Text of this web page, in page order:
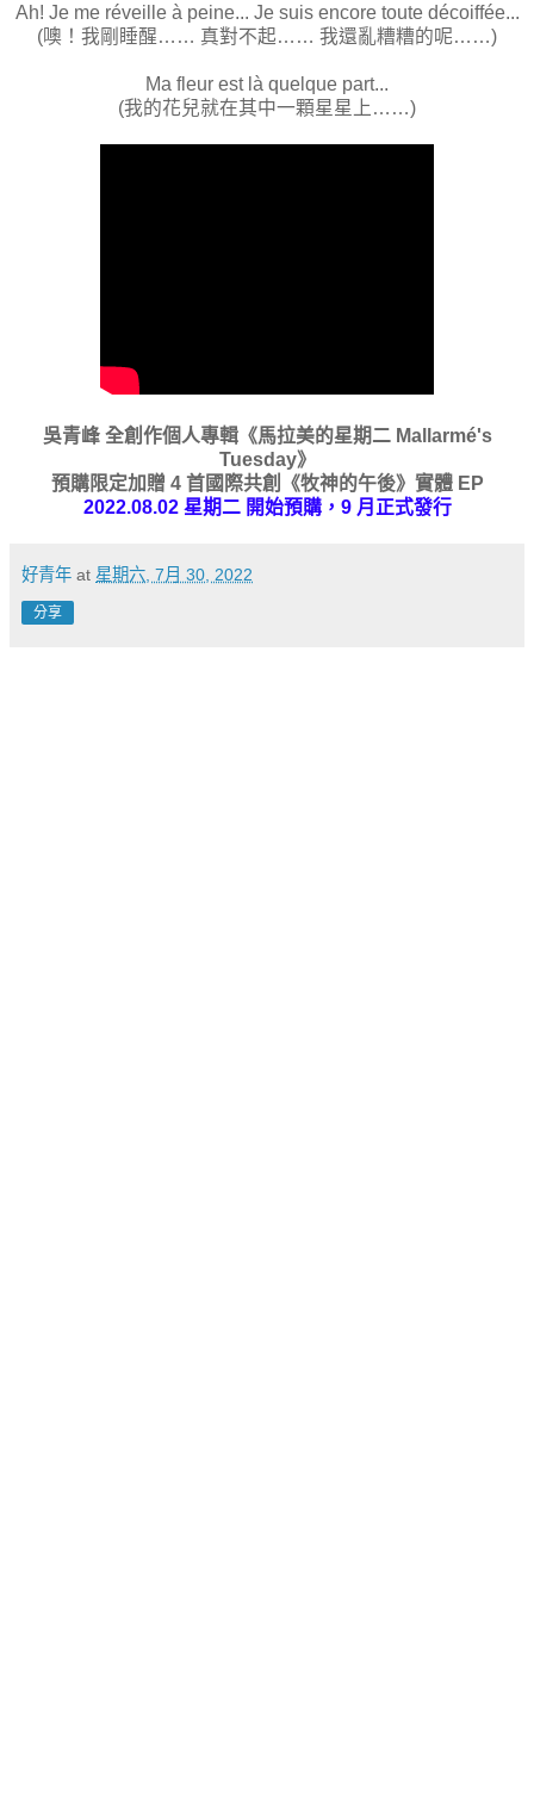
Ah! Je me réveille à peine... Je suis encore toute décoiffée...
(噢！我剛睡醒…… 真對不起…… 我還亂糟糟的呢……)
Ma fleur est là quelque part...
(我的花兒就在其中一顆星星上……)
吳青峰 全創作個人專輯《馬拉美的星期二 Mallarmé's
Tuesday》
預購限定加贈 4 首國際共創《牧神的午後》實體 EP
2022.08.02 星期二 開始預購，9 月正式發行
好青年 at 星期六, 7月 30, 2022
分享